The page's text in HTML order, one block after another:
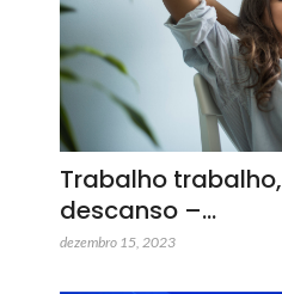
Trabalho
descanso –…
dezembro 15, 2023